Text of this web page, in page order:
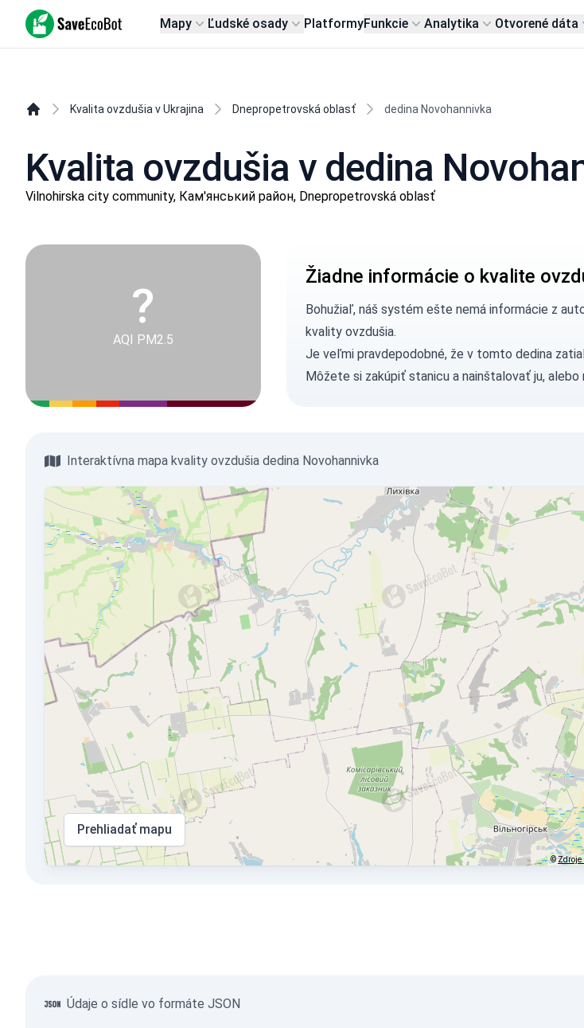
SaveEcoBot Mapy Ľudské osady PlatformyFunkcie Analytika Otvorené dáta
Kvalita ovzdušia v Ukrajina Dnepropetrovská oblasť dedina Novohannivka
Kvalita ovzdušia v dedina
Vilnohirska city community, Кам'янський район, Dnepropetrovská oblasť
?
AQI PM2.5
Žiadne informácie o kvalite
Bohužiaľ, náš systém ešte nemá informácie z
kvality ovzdušia.
Je veľmi pravdepodobné, že v tomto dedina
Môžete si zakúpiť stanicua nainštalovať ju, alebo
Interaktívna mapa kvality ovzdušia dedina Novohannivka
Prehliadať mapu
©Zdroje
Údaje o sídle vo formáte JSON